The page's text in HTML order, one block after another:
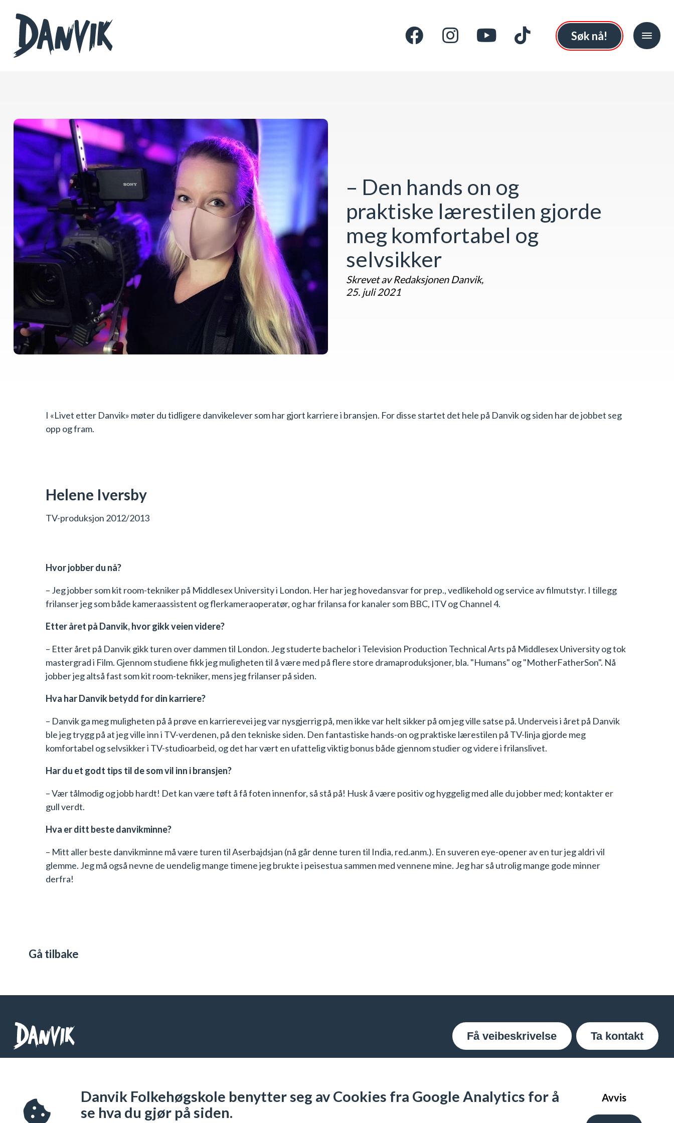
Danvik Folkehøgskole benytter seg av Cookies fra Google Analytics for å
se hva du gjør på siden.
Avvis
Søk nå!
– Den hands on og
praktiske lærestilen gjorde
meg komfortabel og
selvsikker
Skrevet av Redaksjonen Danvik,
25. juli 2021
I «Livet etter Danvik» møter du tidligere danvikelever som har gjort karriere i bransjen. For disse startet det hele på Danvik og siden har de jobbet seg
opp og fram.
Helene Iversby
TV-produksjon 2012/2013
Hvor jobber du nå?
– Jeg jobber som kit room-tekniker på Middlesex University i London. Her har jeg hovedansvar for prep., vedlikehold og service av filmutstyr. I tillegg
frilanser jeg som både kameraassistent og flerkameraoperatør, og har frilansa for kanaler som BBC, ITV og Channel 4.
Etter året på Danvik, hvor gikk veien videre?
– Etter året på Danvik gikk turen over dammen til London. Jeg studerte bachelor i Television Production Technical Arts på Middlesex University og tok
mastergrad i Film. Gjennom studiene fikk jeg muligheten til å være med på flere store dramaproduksjoner, bla. "Humans" og "MotherFatherSon". Nå
jobber jeg altså fast som kit room-tekniker, mens jeg frilanser på siden.
Hva har Danvik betydd for din karriere?
– Danvik ga meg muligheten på å prøve en karrierevei jeg var nysgjerrig på, men ikke var helt sikker på om jeg ville satse på. Underveis i året på Danvik
ble jeg trygg på at jeg ville inn i TV-verdenen, på den tekniske siden. Den fantastiske hands-on og praktiske lærestilen på TV-linja gjorde meg
komfortabel og selvsikker i TV-studioarbeid, og det har vært en ufattelig viktig bonus både gjennom studier og videre i frilanslivet.
Har du et godt tips til de som vil inn i bransjen?
– Vær tålmodig og jobb hardt! Det kan være tøft å få foten innenfor, så stå på! Husk å være positiv og hyggelig med alle du jobber med; kontakter er
gull verdt.
Hva er ditt beste danvikminne?
– Mitt aller beste danvikminne må være turen til Aserbajdsjan (nå går denne turen til India, red.anm.). En suveren eye-opener av en tur jeg aldri vil
glemme. Jeg må også nevne de uendelig mange timene jeg brukte i peisestua sammen med vennene mine. Jeg har så utrolig mange gode minner
derfra!
Gå tilbake
Org Nr: 971 538 333
Få veibeskrivelse Ta kontakt